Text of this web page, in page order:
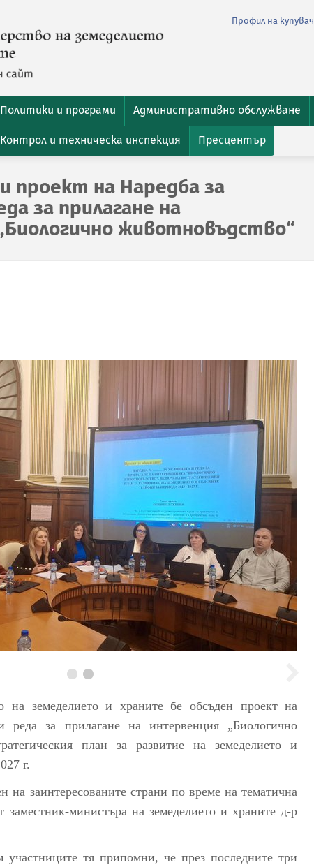
Профил на
Политики и програми Административно обслужване
Контрол и техническа инспекция Пресцентър
проект на Наредба за
за прилагане на
животновъдство“
на земеделието и храните бе обсъден проект на
реда за прилагане на интервенция „Биологично
план за развитие на земеделието и
г.
на заинтересованите страни по време на тематична
заместник-министъра на земеделието и храните д-р
тя припомни, че през последните три